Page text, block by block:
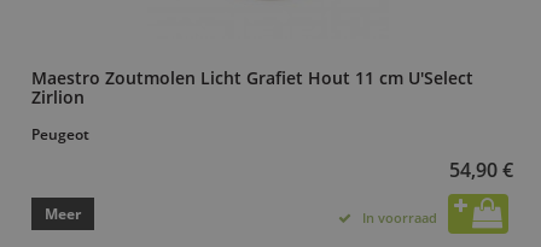
Maestro Zoutmolen Licht Grafiet Hout 11 cm U'Select
Zirlion
Peugeot
54,90 €
Meer In voorraad